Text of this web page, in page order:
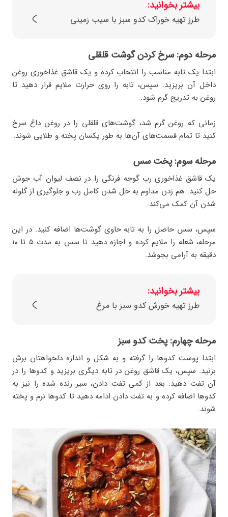
بیشتر بخوانید:
طرز تهیه خوراک کدو سبز با سیب زمینی
مرحله دوم: سرخ کردن گوشت قلقلی
ابتدا یک تابه مناسب را انتخاب کرده و یک قاشق غذاخوری روغن
داخل آن بریزید. سپس، تابه را روی حرارت ملایم قرار دهید تا
روغن به تدریج گرم شود.
زمانی که روغن گرم شد، گوشت‌های قلقلی را در روغن داغ سرخ
کنید تا تمام قسمت‌های آن‌ها به ‌طور یکسان پخته و طلایی شوند.
مرحله سوم: پخت سس
یک قاشق غذاخوری رب گوجه‌ فرنگی را در نصف لیوان آب جوش
حل کنید. هم زدن مداوم به حل شدن کامل رب و جلوگیری از گلوله
شدن آن کمک می‌کند.
سپس، سس حاصل را به تابه حاوی گوشت‌ها اضافه کنید. در این
مرحله، شعله را ملایم کرده و اجازه دهید تا سس به مدت ۵ تا ۱۰
دقیقه به آرامی بجوشد.
بیشتر بخوانید:
طرز تهیه خورش کدو سبز با مرغ
مرحله چهارم: پخت کدو سبز
ابتدا پوست کدوها را گرفته و به شکل و اندازه دلخواهتان برش
بزنید. سپس، یک قاشق روغن در تابه دیگری بریزید و کدوها را در
آن تفت دهید. بعد از کمی تفت دادن، سیر رنده‌ شده را نیز به
کدوها اضافه کرده و به تفت دادن ادامه دهید تا کدوها نرم و پخته
شوند.